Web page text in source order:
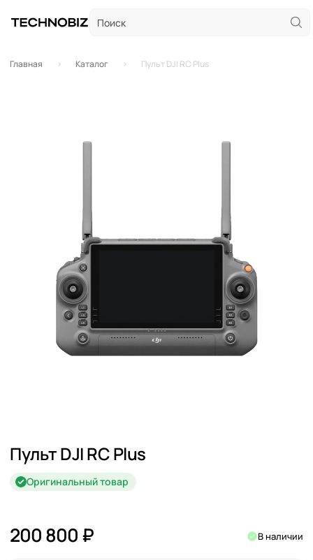
Главная Каталог Пульт DJI RC Plus
Пульт DJI RC Plus
Оригинальный товар
200 800 ₽ В наличии